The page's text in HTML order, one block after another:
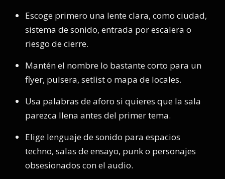
Escoge primero una lente clara, como ciudad,
sistema de sonido, entrada por escalera o
riesgo de cierre.
Mantén el nombre lo bastante corto para un
flyer, pulsera, setlist o mapa de locales.
Usa palabras de aforo si quieres que la sala
parezca llena antes del primer tema.
Elige lenguaje de sonido para espacios
techno, salas de ensayo, punk o personajes
obsesionados con el audio.